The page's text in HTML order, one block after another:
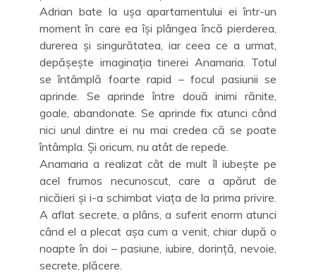
Adrian bate la ușa apartamentului ei într-un
moment în care ea își plângea încă pierderea,
durerea și singurătatea, iar ceea ce a urmat,
depășește imaginația tinerei Anamaria. Totul
se întâmplă foarte rapid – focul pasiunii se
aprinde. Se aprinde între două inimi rănite,
goale, abandonate. Se aprinde fix atunci când
nici unul dintre ei nu mai credea că se poate
întâmpla. Și oricum, nu atât de repede.
Anamaria a realizat cât de mult îl iubește pe
acel frumos necunoscut, care a apărut de
nicăieri și i-a schimbat viața de la prima privire.
A aflat secrete, a plâns, a suferit enorm atunci
când el a plecat așa cum a venit, chiar după o
noapte în doi – pasiune, iubire, dorință, nevoie,
secrete, plăcere.